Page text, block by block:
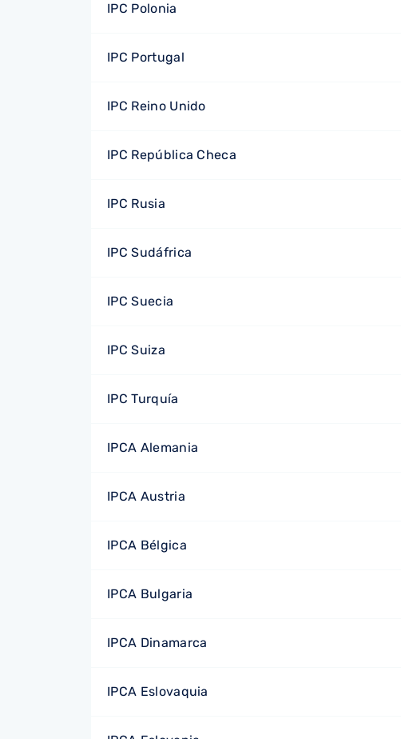
IPC Polonia
IPC Portugal
IPC Reino Unido
IPC República Checa
IPC Rusia
IPC Sudáfrica
IPC Suecia
IPC Suiza
IPC Turquía
IPCA Alemania
IPCA Austria
IPCA Bélgica
IPCA Bulgaria
IPCA Dinamarca
IPCA Eslovaquia